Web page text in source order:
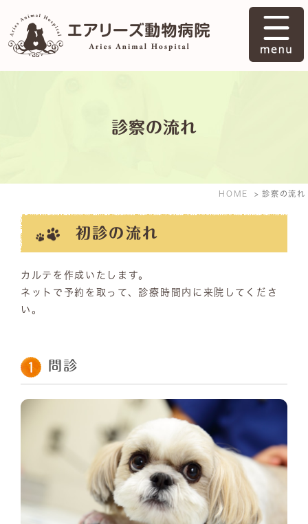
診察の流れ
HOME 診察の流れ
初診の流れ
カルテを作成いたします。
ネットで予約を取って、診療時間内に来院してくださ
い。
問診